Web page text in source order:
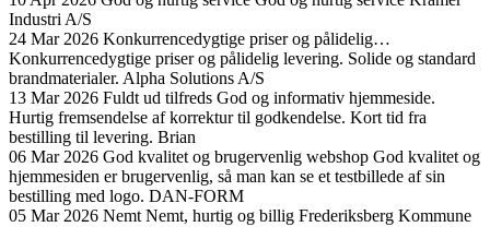
Industri A/S
24 Mar 2026 Konkurrencedygtige priser og pålidelig…
Konkurrencedygtige priser og pålidelig levering. Solide og standard
brandmaterialer. Alpha Solutions A/S
13 Mar 2026 Fuldt ud tilfreds God og informativ hjemmeside.
Hurtig fremsendelse af korrektur til godkendelse. Kort tid fra
bestilling til levering. Brian
06 Mar 2026 God kvalitet og brugervenlig webshop God kvalitet og
hjemmesiden er brugervenlig, så man kan se et testbillede af sin
bestilling med logo. DAN-FORM
05 Mar 2026 Nemt Nemt, hurtig og billig Frederiksberg Kommune